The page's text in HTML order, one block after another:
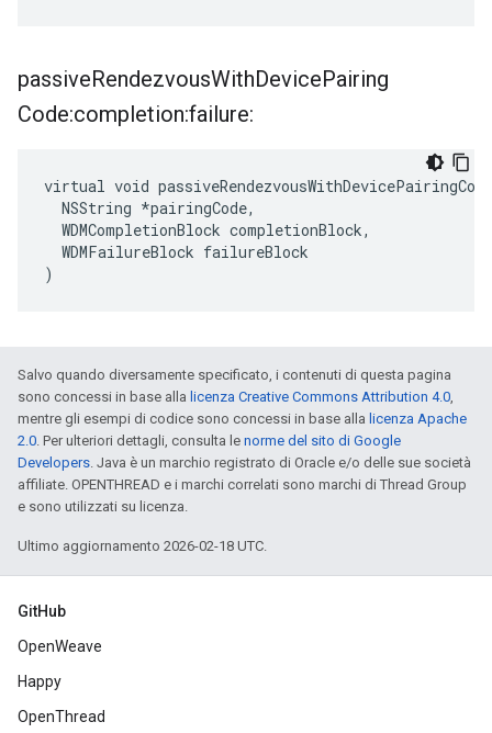
passiveRendezvousWithDevicePairing
Code:completion:failure:
virtual void
  NSString *pairingCode,
  WDMCompletionBlock completionBlock,
  WDMFailureBlock failureBlock
)
Salvo quando diversamente specificato, i contenuti di questa pagina
sono concessi in base alla licenza Creative Commons Attribution 4.0,
mentre gli esempi di codice sono concessi in base alla licenza Apache
2.0. Per ulteriori dettagli, consulta le norme del sito di Google
Developers. Java è un marchio registrato di Oracle e/o delle sue società
affiliate. OPENTHREAD e i marchi correlati sono marchi di Thread Group
e sono utilizzati su licenza.
Ultimo aggiornamento 2026-02-18 UTC.
GitHub
OpenWeave
Happy
OpenThread